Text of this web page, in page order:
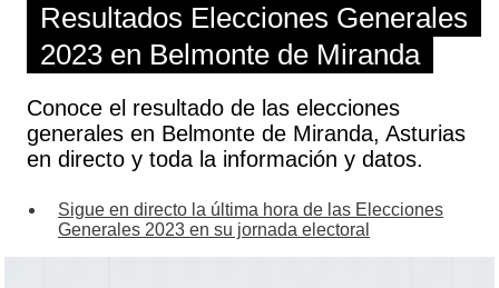
Resultados Elecciones Generales
2023 en Belmonte de Miranda
Conoce el resultado de las elecciones
generales en Belmonte de Miranda, Asturias
en directo y toda la información y datos.
Sigue en directo la última hora de las Elecciones
Generales 2023 en su jornada electoral